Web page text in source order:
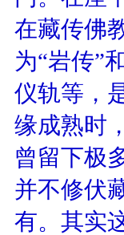
在藏传佛
为“岩传”
仪轨等，
缘成熟时
曾留下极
并不修伏
有。其实